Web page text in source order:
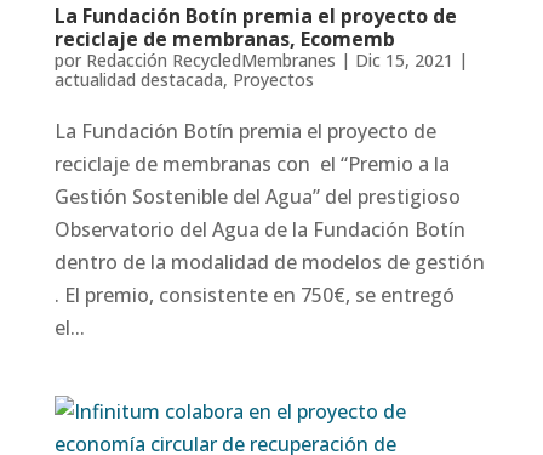
La Fundación Botín premia el proyecto de
reciclaje de membranas, Ecomemb
por Redacción RecycledMembranes | Dic 15, 2021 |
actualidad destacada, Proyectos
La Fundación Botín premia el proyecto de
reciclaje de membranas con el “Premio a la
Gestión Sostenible del Agua” del prestigioso
Observatorio del Agua de la Fundación Botín
dentro de la modalidad de modelos de gestión
. El premio, consistente en 750€, se entregó
el...